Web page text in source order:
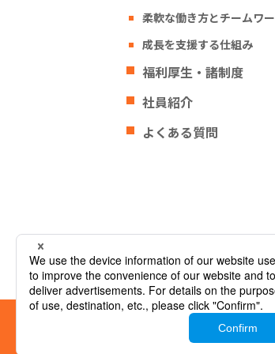
柔軟な働き方とチームワ
成長を支援する仕組み
福利厚生・諸制度
社員紹介
よくある質問